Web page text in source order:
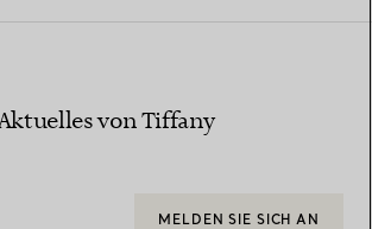
von Tiffany
MELDEN SIE SICH AN